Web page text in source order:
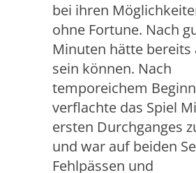
bei ihren
ohne Fortune. Nach
Minuten hätte bereits
sein können. Nach
temporeichem Beginn
verflachte das Spiel
ersten Durchganges
und war auf beiden
Fehlpässen und